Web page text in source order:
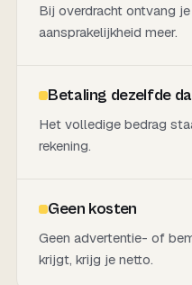
Bij overdracht ontvang
aansprakelijkheid meer.
Betaling dezelfde
Het volledige bedrag
rekening.
Geen kosten
Geen advertentie- of
krijgt, krijg je netto.